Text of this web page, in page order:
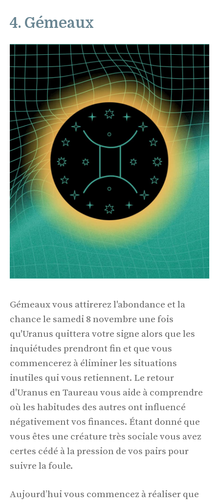
4. Gémeaux
Gémeaux vous attirerez l'abondance et la
chance le samedi 8 novembre une fois
qu'Uranus quittera votre signe alors que les
inquiétudes prendront fin et que vous
commencerez à éliminer les situations
inutiles qui vous retiennent. Le retour
d'Uranus en Taureau vous aide à comprendre
où les habitudes des autres ont influencé
négativement vos finances. Étant donné que
vous êtes une créature très sociale vous avez
certes cédé à la pression de vos pairs pour
suivre la foule.
Aujourd’hui vous commencez à réaliser que